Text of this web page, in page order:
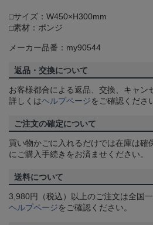
□サイズ：W450×H300mm
□素材：ポンジ
メーカー品番：my90544
返品・交換について
お客様都合による返品、交換、キャン
詳しくはヘルプページをご確認くださ
ご注文の確定について
買い物かごに入れるだけでは在庫は確
にご購入手続きをお済ませください。
送料について
3,980円（税込）以上のご注文は全国
ヘルプページをご確認ください。